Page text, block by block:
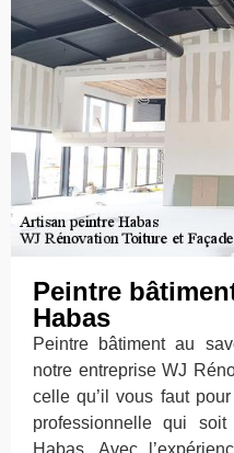
Peintre
Habas
Peintre bâtiment au
notre entreprise WJ
celle qu’il vous faut
professionnelle qui
Habas. Avec